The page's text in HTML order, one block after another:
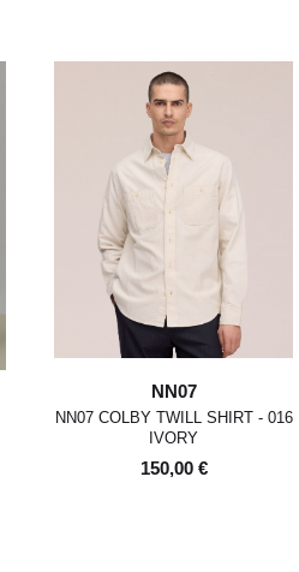
NN07
NN07 COLBY TWILL SHIRT - 016
IVORY
150,00 €